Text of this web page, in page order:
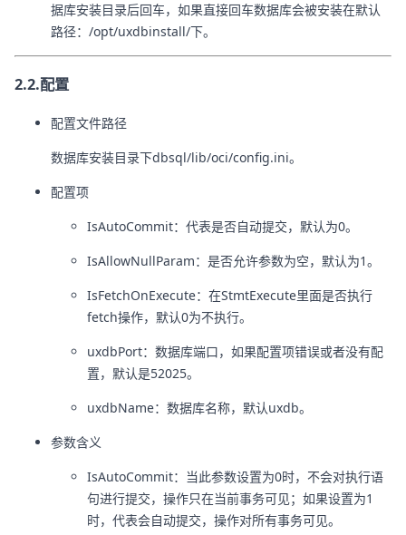
据库安装目录后回车，如果直接回车数据库会被安装在默认
路径：/opt/uxdbinstall/下。
2.2.配置
配置文件路径
数据库安装目录下dbsql/lib/oci/config.ini。
配置项
IsAutoCommit：代表是否自动提交，默认为0。
IsAllowNullParam：是否允许参数为空，默认为1。
IsFetchOnExecute：在StmtExecute里面是否执行
fetch操作，默认0为不执行。
uxdbPort：数据库端口，如果配置项错误或者没有配
置，默认是52025。
uxdbName：数据库名称，默认uxdb。
参数含义
IsAutoCommit：当此参数设置为0时，不会对执行语
句进行提交，操作只在当前事务可见；如果设置为1
时，代表会自动提交，操作对所有事务可见。